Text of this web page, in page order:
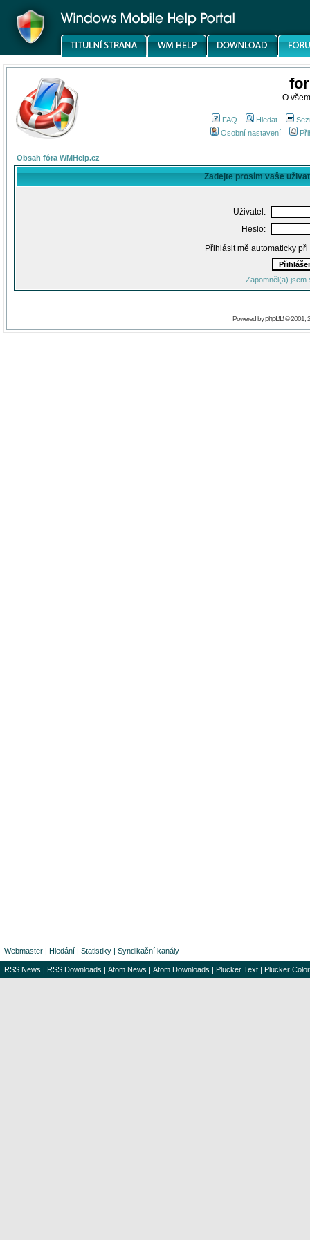
O
FAQ Hledat
Osobní nastavení
Obsah fóra WMHelp.cz
Zadejte prosím vaše
Uživatel:
Heslo:
Přihlásit mě automaticky
Zapomněl(a) jsem
Powered byphpBB© 2001,
Webmaster | Hledání | Statistiky | Syndikační kanály
RSS News | RSS Downloads | Atom News | Atom Downloads | Plucker Text | Plucker Color